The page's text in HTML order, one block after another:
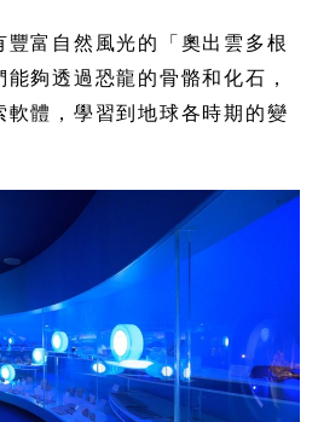
富自然風光的「奧出雲多根
夠透過恐龍的骨骼和化石，
體，學習到地球各時期的變